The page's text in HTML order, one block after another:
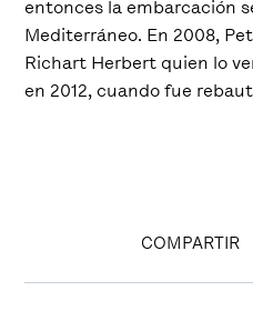
entonces la embarcación
Mediterráneo. En 2008,
Richart Herbert quien lo
en 2012, cuando fue
COMPARTIR